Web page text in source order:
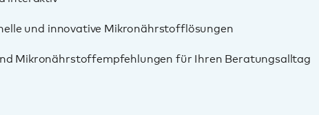
und innovative Mikronährstofflösungen
Mikronährstoffempfehlungen für Ihren Beratungsalltag